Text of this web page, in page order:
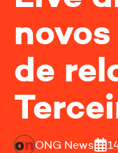
de
ONG News